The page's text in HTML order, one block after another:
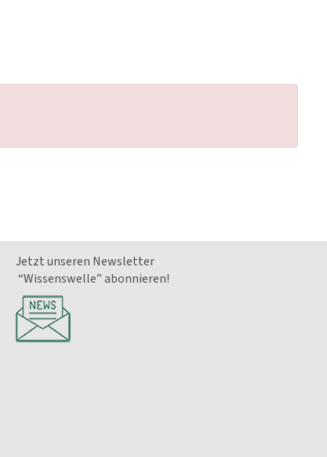
Jetzt unseren Newsletter
“Wissenswelle” abonnieren!